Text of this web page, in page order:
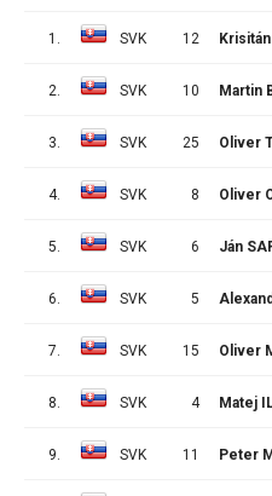
1. SVK 12
2. SVK 10 Martin
3. SVK 25 Oliver
4. SVK 8 Oliver
5. SVK 6 Ján
6. SVK 5
7. SVK 15 Oliver
8. SVK 4 Matej
9. SVK 11 Peter